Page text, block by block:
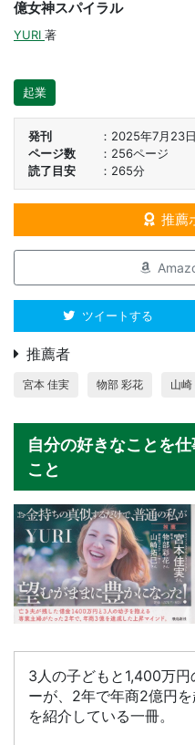
億女神スパイラル
YURI 著
起業
発刊
2025年7月23日
ページ数
256ページ
読了目安
265分
推薦
ツイートする
推薦者
宮本 佳実 物部 彩花 山崎
自分の好きなことを
こと
3人の子どもと1,400万
ーが、2年で年商2億円
を紹介している一冊。